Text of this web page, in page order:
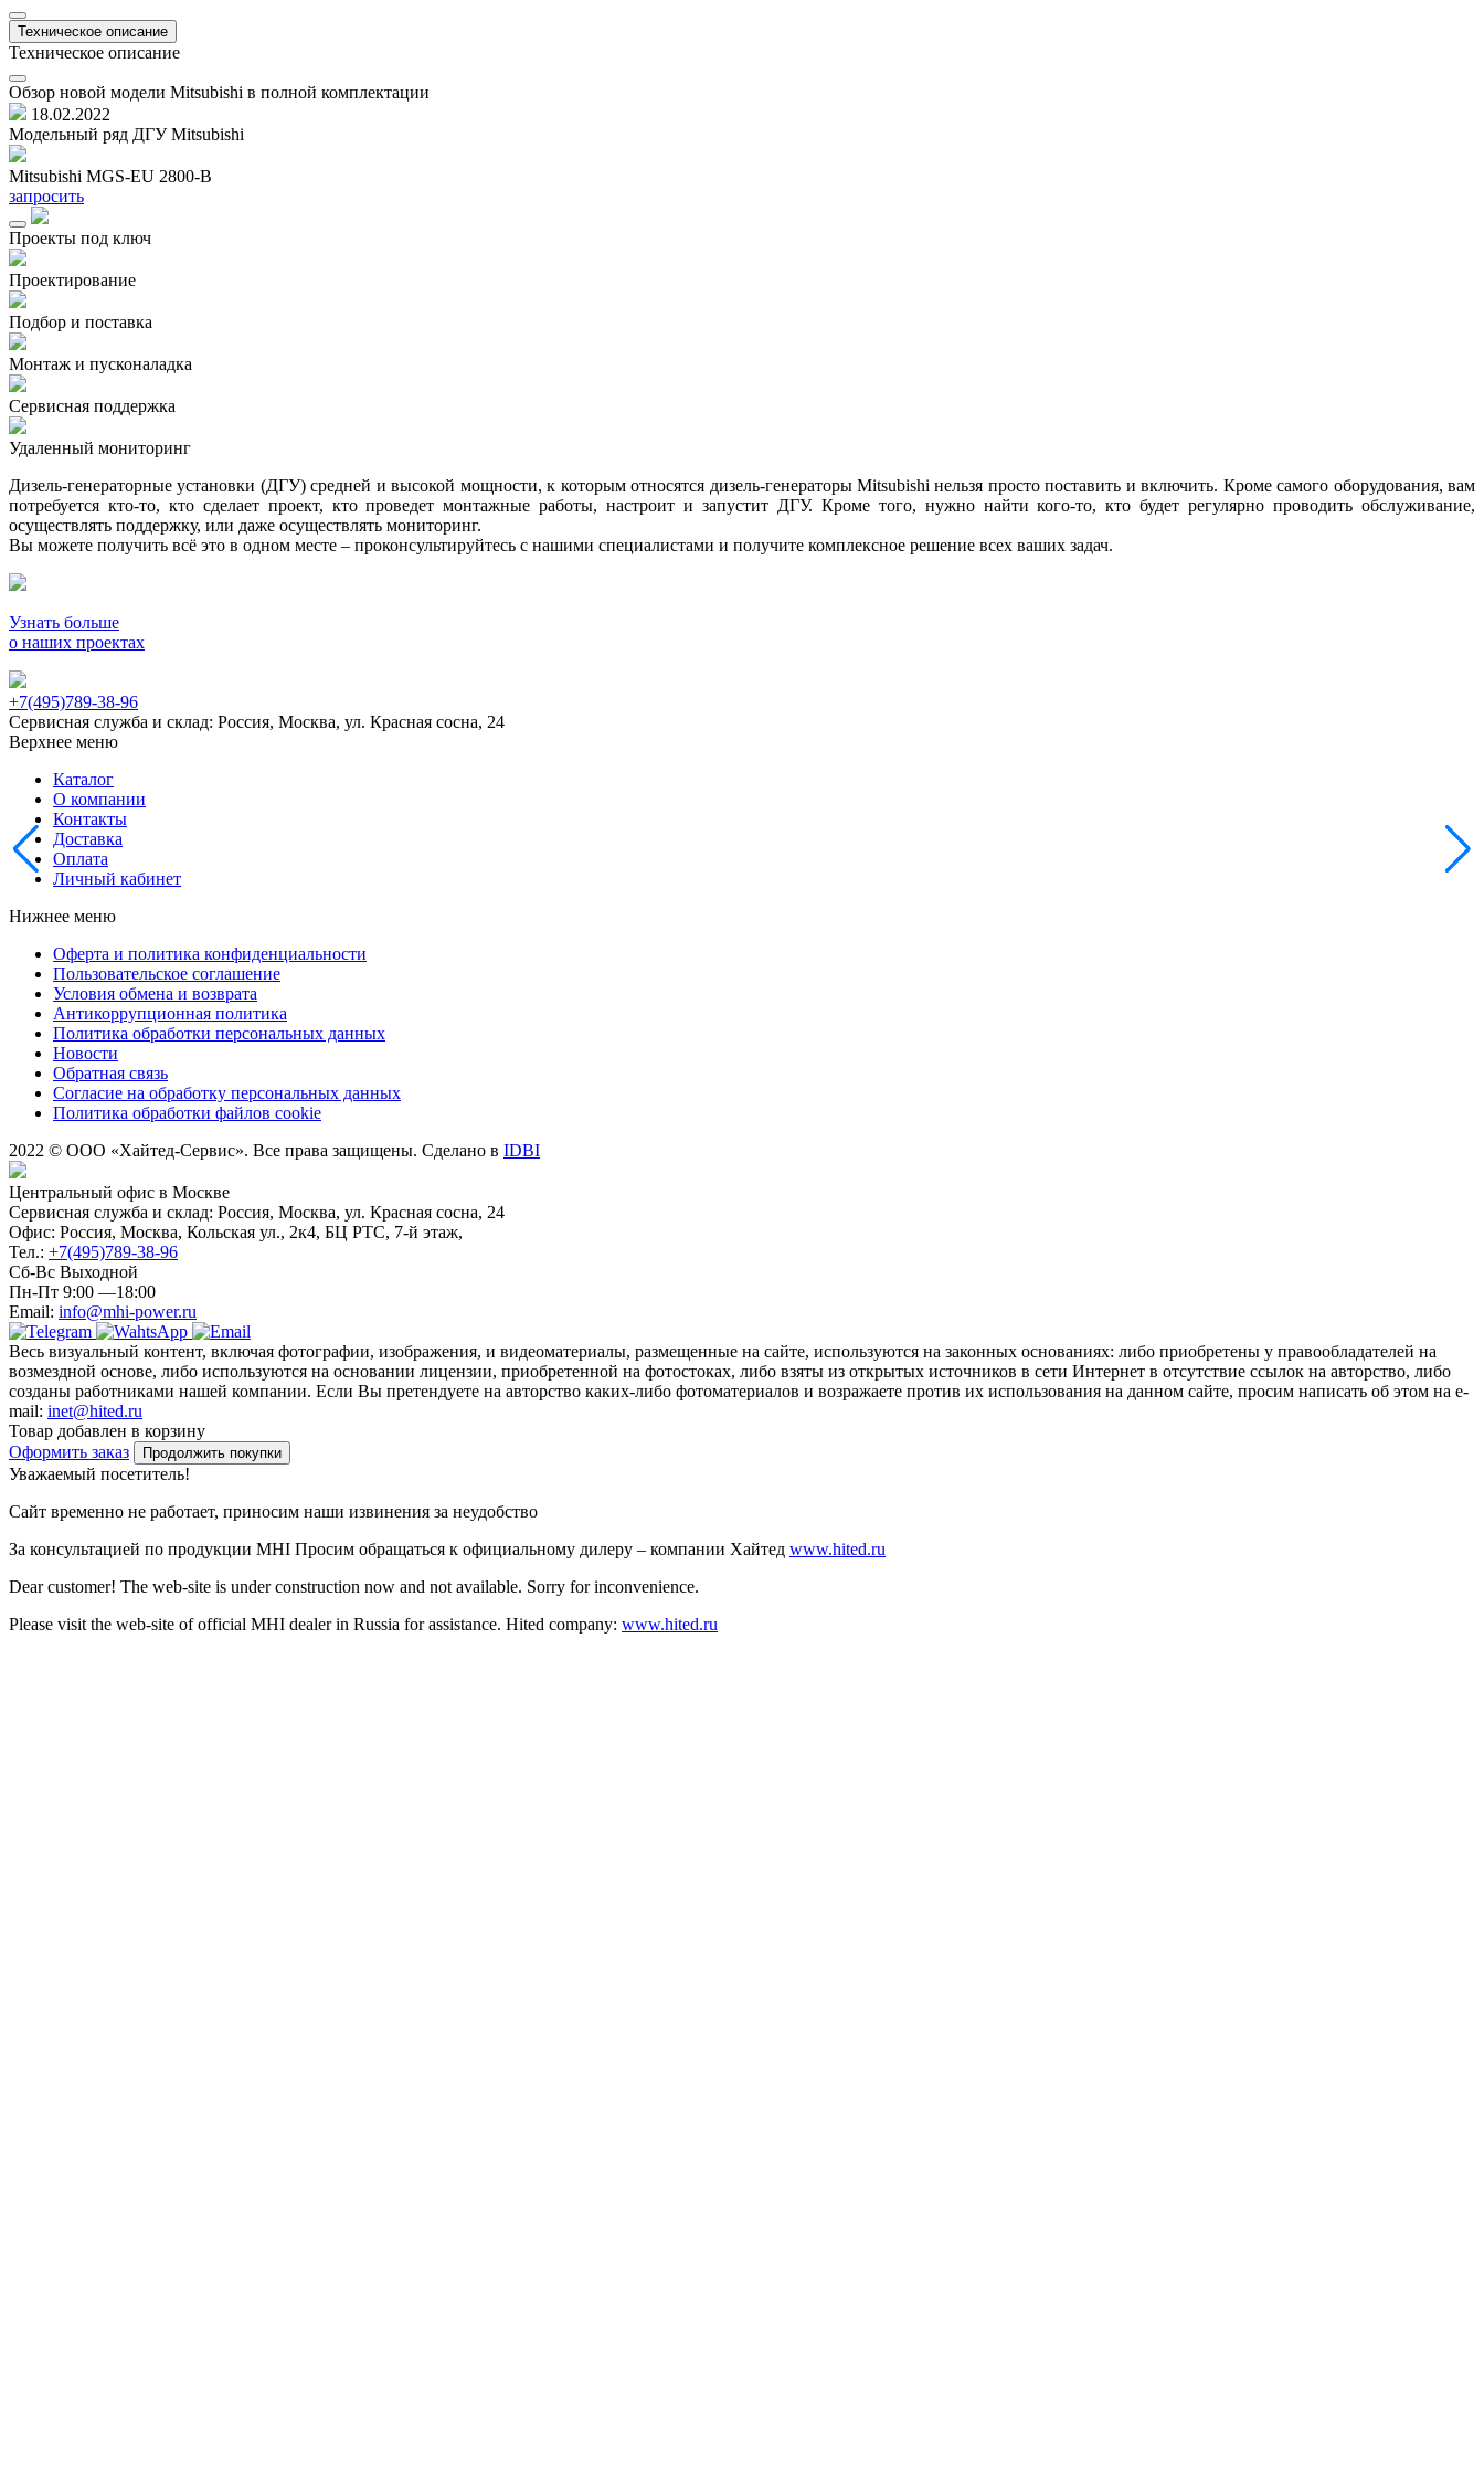
Техническое описание
Техническое описание
Обзор новой модели Mitsubishi в полной комплектации
18.02.2022
Модельный ряд ДГУ Mitsubishi
Mitsubishi MGS-EU 2800-B
запросить
Проекты под ключ
Проектирование
Подбор и поставка
Монтаж и пусконаладка
Сервисная поддержка
Удаленный мониторинг
Дизель-генераторные установки (ДГУ) средней и высокой мощности, к которым относятся дизель-генераторы Mitsubishi нельзя просто поставить и включить. Кроме самого оборудования, вам
потребуется кто-то, кто сделает проект, кто проведет монтажные работы, настроит и запустит ДГУ. Кроме того, нужно найти кого-то, кто будет регулярно проводить обслуживание,
осуществлять поддержку, или даже осуществлять мониторинг.
Вы можете получить всё это в одном месте – проконсультируйтесь с нашими специалистами и получите комплексное решение всех ваших задач.
Узнать больше
о наших проектах
+7(495)789-38-96
Сервисная служба и склад: Россия, Москва, ул. Красная сосна, 24
Верхнее меню
Каталог
О компании
Контакты
Доставка
Оплата
Личный кабинет
Нижнее меню
Оферта и политика конфиденциальности
Пользовательское соглашение
Условия обмена и возврата
Антикоррупционная политика
Политика обработки персональных данных
Новости
Обратная связь
Согласие на обработку персональных данных
Политика обработки файлов cookie
2022 © ООО «Хайтед-Сервис». Все права защищены. Сделано в IDBI
Центральный офис в Москве
Сервисная служба и склад: Россия, Москва, ул. Красная сосна, 24
Офис: Россия, Москва, Кольская ул., 2к4, БЦ РТС, 7-й этаж,
Тел.: +7(495)789-38-96
Сб-Вс Выходной
Пн-Пт 9:00 —18:00
Email: info@mhi-power.ru
Весь визуальный контент, включая фотографии, изображения, и видеоматериалы, размещенные на сайте, используются на законных основаниях: либо приобретены у правообладателей на
возмездной основе, либо используются на основании лицензии, приобретенной на фотостоках, либо взяты из открытых источников в сети Интернет в отсутствие ссылок на авторство, либо
созданы работниками нашей компании. Если Вы претендуете на авторство каких-либо фотоматериалов и возражаете против их использования на данном сайте, просим написать об этом на e-
mail: inet@hited.ru
Товар добавлен в корзину
Оформить заказ
Продолжить покупки
Уважаемый посетитель!
Сайт временно не работает, приносим наши извинения за неудобство
За консультацией по продукции MHI Просим обращаться к официальному дилеру – компании Хайтед www.hited.ru
Dear customer! The web-site is under construction now and not available. Sorry for inconvenience.
Please visit the web-site of official MHI dealer in Russia for assistance. Hited company: www.hited.ru